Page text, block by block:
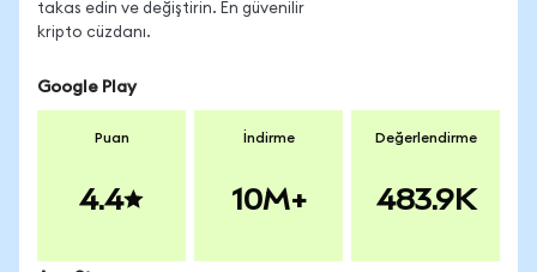
takas edin ve değiştirin. En güvenilir
kripto cüzdanı.
Google Play
Puan
4.4
İndirme
10M+
Değerlendirme
483.9K